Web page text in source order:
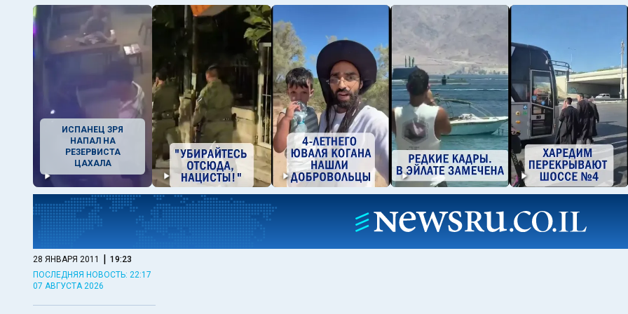
ИСПАНЕЦ ЗРЯ
НАПАЛ НА
РЕЗЕРВИСТА
ЦАХАЛА
28 ЯНВАРЯ 2011 | 19:23
ПОСЛЕДНЯЯ НОВОСТЬ: 22:17
07 АВГУСТА 2026